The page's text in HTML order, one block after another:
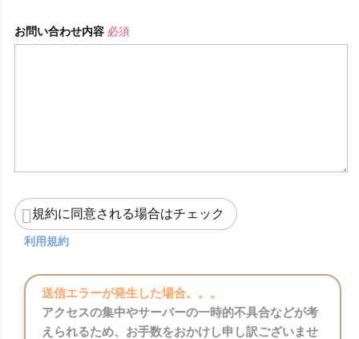
お問い合わせ内容 必須
規約に同意される場合はチェック
利用規約
送信エラーが発生した場合。。。
アクセスの集中やサーバーの一時的不具合などが考
えられるため、お手数をおかけし申し訳ございませ